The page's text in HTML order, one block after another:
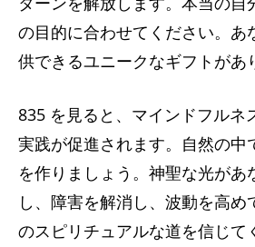
の目的に合わせてください。あ
供できるユニークなギフトがあ
835 を見ると、マインドフルネ
実践が促進されます。自然の中
を作りましょう。神聖な光があ
し、障害を解消し、波動を高め
のスピリチュアルな道を信じて